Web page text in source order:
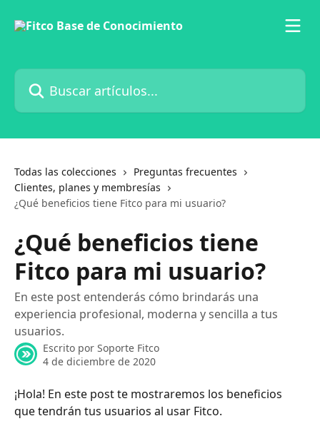
Buscar artículos...
Todas las colecciones
Preguntas frecuentes
Clientes, planes y membresías
¿Qué beneficios tiene Fitco para mi usuario?
¿Qué beneficios tiene
Fitco para mi usuario?
En este post entenderás cómo brindarás una
experiencia profesional, moderna y sencilla a tus
usuarios.
Escrito por Soporte Fitco
4 de diciembre de 2020
¡Hola! En este post te mostraremos los beneficios
que tendrán tus usuarios al usar Fitco.